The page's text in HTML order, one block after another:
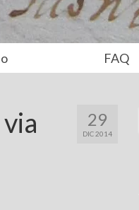
FAQ
29
DIC 2014